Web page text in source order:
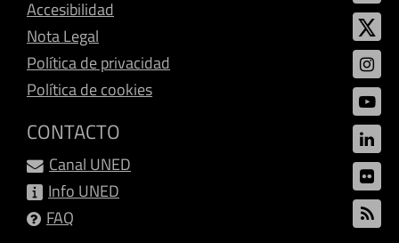
Accesibilidad
Nota Legal
Política de privacidad
Política de cookies
CONTACTO
Canal UNED
Info UNED
FAQ